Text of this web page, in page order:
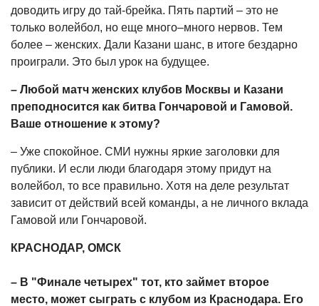
доводить игру до тай-брейка. Пять партий – это не
только волейбол, но еще много–много нервов. Тем
более – женских. Дали Казани шанс, в итоге бездарно
проиграли. Это был урок на будущее.
– Любой матч женских клубов Москвы и Казани
преподносится как битва Гончаровой и Гамовой.
Ваше отношение к этому?
– Уже спокойное. СМИ нужны яркие заголовки для
публики. И если люди благодаря этому придут на
волейбол, то все правильно. Хотя на деле результат
зависит от действий всей команды, а не личного вклада
Гамовой или Гончаровой.
КРАСНОДАР, ОМСК
– В "Финале четырех" тот, кто займет второе
место, может сыграть с клубом из Краснодара. Его